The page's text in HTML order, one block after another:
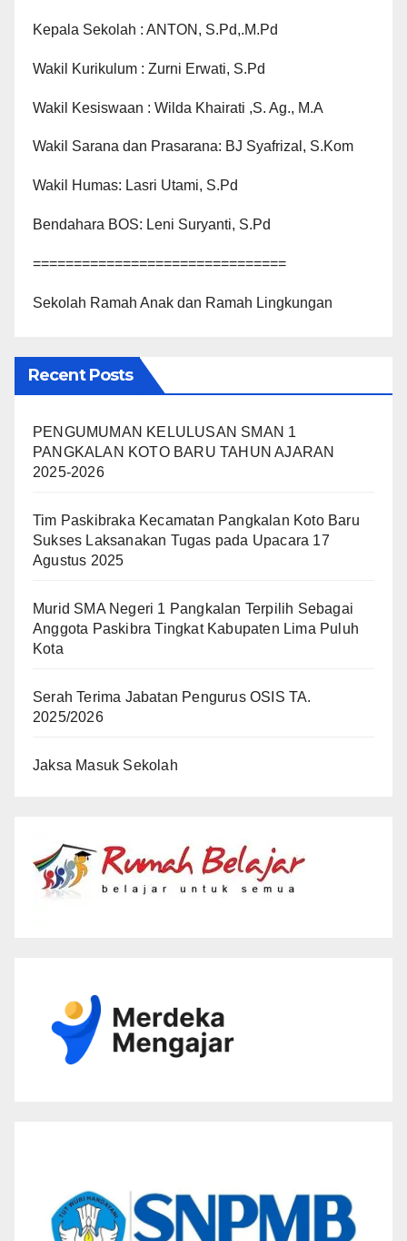
Kepala Sekolah : ANTON, S.Pd,.M.Pd
Wakil Kurikulum : Zurni Erwati, S.Pd
Wakil Kesiswaan : Wilda Khairati ,S. Ag., M.A
Wakil Sarana dan Prasarana: BJ Syafrizal, S.Kom
Wakil Humas: Lasri Utami, S.Pd
Bendahara BOS: Leni Suryanti, S.Pd
===============================
Sekolah Ramah Anak dan Ramah Lingkungan
Recent Posts
PENGUMUMAN KELULUSAN SMAN 1
PANGKALAN KOTO BARU TAHUN AJARAN
2025-2026
Tim Paskibraka Kecamatan Pangkalan Koto Baru
Sukses Laksanakan Tugas pada Upacara 17
Agustus 2025
Murid SMA Negeri 1 Pangkalan Terpilih Sebagai
Anggota Paskibra Tingkat Kabupaten Lima Puluh
Kota
Serah Terima Jabatan Pengurus OSIS TA.
2025/2026
Jaksa Masuk Sekolah